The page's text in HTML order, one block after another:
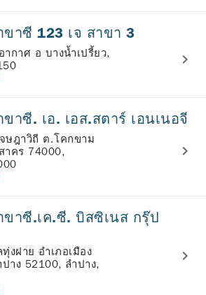
ขาซี 123 เจ สาขา 3
กาศ อ บางน้ำเปรี้ยว,
าซี. เอ. เอส.สตาร์ เอนเนอจี
ษฎาวิถี ต.โคกขาม
าคร 74000,
ขาซี.เค.ซี. บิสซิเนส กรุ๊ป
งฝาย อำเภอเมือง
าง 52100, ลำปาง,